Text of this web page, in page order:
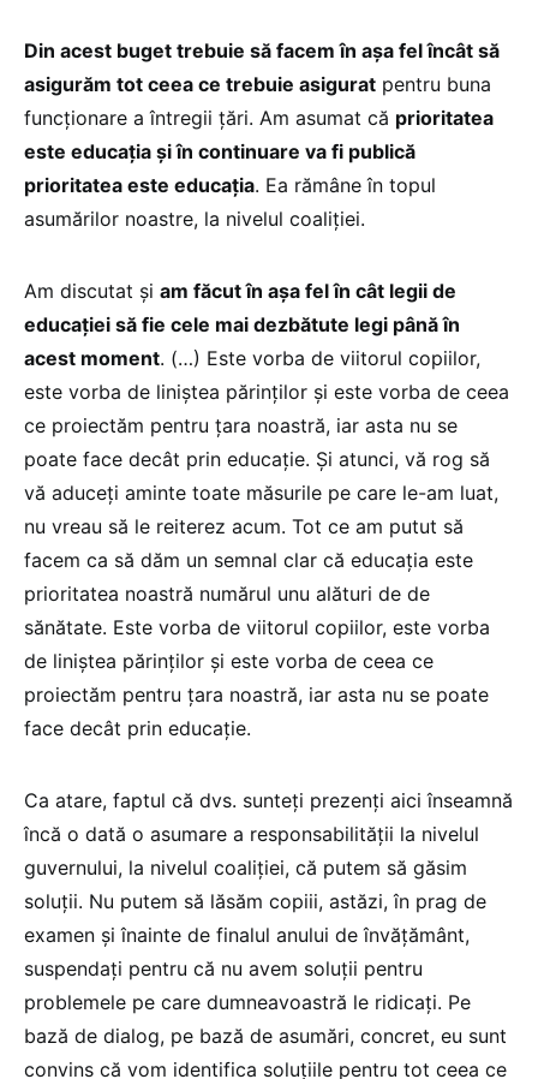
Din acest buget trebuie să facem în așa fel încât să
asigurăm tot ceea ce trebuie asigurat pentru buna
funcționare a întregii țări. Am asumat că prioritatea
este educația și în continuare va fi publică
prioritatea este educația. Ea rămâne în topul
asumărilor noastre, la nivelul coaliției.
Am discutat și am făcut în așa fel în cât legii de
educației să fie cele mai dezbătute legi până în
acest moment. (…) Este vorba de viitorul copiilor,
este vorba de liniștea părinților și este vorba de ceea
ce proiectăm pentru țara noastră, iar asta nu se
poate face decât prin educație. Și atunci, vă rog să
vă aduceți aminte toate măsurile pe care le-am luat,
nu vreau să le reiterez acum. Tot ce am putut să
facem ca să dăm un semnal clar că educația este
prioritatea noastră numărul unu alături de de
sănătate. Este vorba de viitorul copiilor, este vorba
de liniștea părinților și este vorba de ceea ce
proiectăm pentru țara noastră, iar asta nu se poate
face decât prin educație.
Ca atare, faptul că dvs. sunteți prezenți aici înseamnă
încă o dată o asumare a responsabilității la nivelul
guvernului, la nivelul coaliției, că putem să găsim
soluții. Nu putem să lăsăm copiii, astăzi, în prag de
examen și înainte de finalul anului de învățământ,
suspendați pentru că nu avem soluții pentru
problemele pe care dumneavoastră le ridicați. Pe
bază de dialog, pe bază de asumări, concret, eu sunt
convins că vom identifica soluțiile pentru tot ceea ce